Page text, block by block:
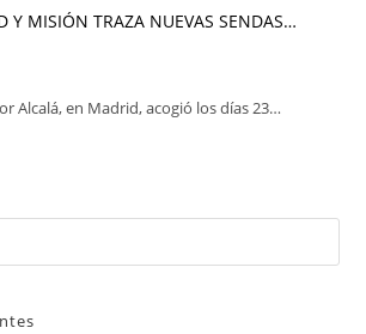
Y MISIÓN TRAZA NUEVAS SENDAS…
Alcalá, en Madrid, acogió los días 23…